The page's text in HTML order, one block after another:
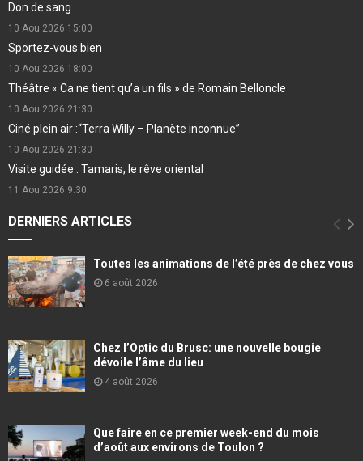
Don de sang
10 Aou 2026 15:00
Sportez-vous bien
10 Aou 2026 18:00
Théâtre « Ca ne tient qu’a un fils » de Romain Belloncle
10 Aou 2026 21:30
Ciné plein air :“Terra Willy – Planète inconnue”
10 Aou 2026 21:30
Visite guidée : Tamaris, le rêve oriental
11 Aou 2026 9:30
DERNIERS ARTICLES
Toutes les animations de l’été près de chez vous
6 août 2026
Chez l’Optic du Brusc: une nouvelle bougie
dévoile l’âme du lieu
4 août 2026
Que faire en ce premier week-end du mois
d’août aux environs de Toulon ?